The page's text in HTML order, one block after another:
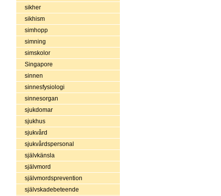
sikher
sikhism
simhopp
simning
simskolor
Singapore
sinnen
sinnesfysiologi
sinnesorgan
sjukdomar
sjukhus
sjukvård
sjukvårdspersonal
självkänsla
självmord
självmordsprevention
självskadebeteende